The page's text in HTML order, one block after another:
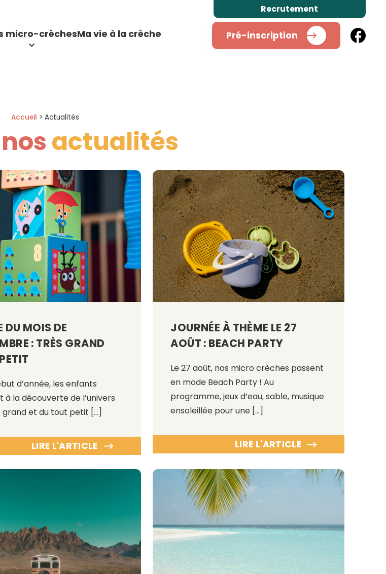
micro-crèchesMa vie à la crèche Pré-inscription
Recrutement
Accueil > Actualités
nosactualités
DU MOIS DE
: TRÈS GRAND
d’année, les enfants
à la découverte de l’univers
grand et du tout petit […]
LIRE L'ARTICLE
JOURNÉE À THÈME LE 27
AOÛT : BEACH PARTY
Le 27 août, nos micro crèches passent
en mode Beach Party ! Au
programme, jeux d’eau, sable, musique
ensoleillée pour une […]
LIRE L'ARTICLE